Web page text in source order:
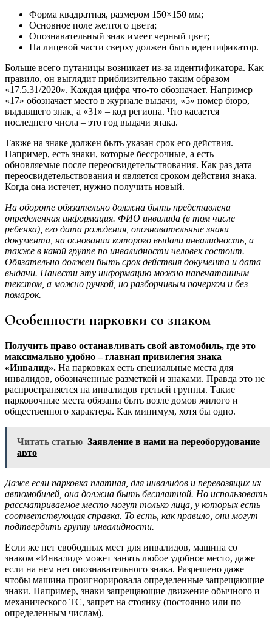
Форма квадратная, размером 150×150 мм;
Основное поле желтого цвета;
Опознавательный знак имеет черный цвет;
На лицевой части сверху должен быть идентификатор.
Больше всего путаницы возникает из-за идентификатора. Как
правило, он выглядит приблизительно таким образом
«17.5.31/2020». Каждая цифра что-то обозначает. Например
«17» обозначает место в журнале выдачи, «5» номер бюро,
выдавшего знак, а «31» – код региона. Что касается
последнего числа – это год выдачи знака.
Также на знаке должен быть указан срок его действия.
Например, есть знаки, которые бессрочные, а есть
обновляемые после переосвидетельствования. Как раз дата
переосвидетельствования и является сроком действия знака.
Когда она истечет, нужно получить новый.
На обороте обязательно должна быть представлена
определенная информация. ФИО инвалида (в том числе
ребенка), его дата рождения, опознавательные знаки
документа, на основании которого выдали инвалидность, а
также в какой группе по инвалидности человек состоит.
Обязательно должен быть срок действия документа и дата
выдачи. Нанести эту информацию можно напечатанным
текстом, а можно ручкой, но разборчивым почерком и без
помарок.
Особенности парковки со знаком
Получить право останавливать свой автомобиль, где это
максимально удобно – главная привилегия знака
«Инвалид». На парковках есть специальные места для
инвалидов, обозначенные разметкой и знаками. Правда это не
распространяется на инвалидов третьей группы. Такие
парковочные места обязаны быть возле домов жилого и
общественного характера. Как минимум, хотя бы одно.
Читать статью Заявление в нами на переоборудование
авто
Даже если парковка платная, для инвалидов и перевозящих их
автомобилей, она должна быть бесплатной. Но использовать
рассматриваемое место могут только лица, у которых есть
соответствующая справка. То есть, как правило, они могут
подтвердить группу инвалидности.
Если же нет свободных мест для инвалидов, машина со
знаком «Инвалид» может занять любое удобное место, даже
если на нем нет опознавательного знака. Разрешено даже
чтобы машина проигнорировала определенные запрещающие
знаки. Например, знаки запрещающие движение обычного и
механического ТС, запрет на стоянку (постоянно или по
определенным числам).